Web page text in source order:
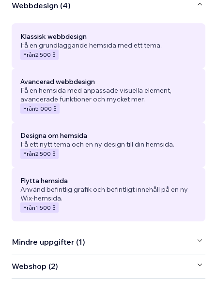
Webbdesign (4)
Klassisk webbdesign
Få en grundläggande hemsida med ett tema.
Från2 500 $
Avancerad webbdesign
Få en hemsida med anpassade visuella element,
avancerade funktioner och mycket mer.
Från5 000 $
Designa om hemsida
Få ett nytt tema och en ny design till din hemsida.
Från2 500 $
Flytta hemsida
Använd befintlig grafik och befintligt innehåll på en ny
Wix-hemsida.
Från1 500 $
Mindre uppgifter (1)
Webshop (2)